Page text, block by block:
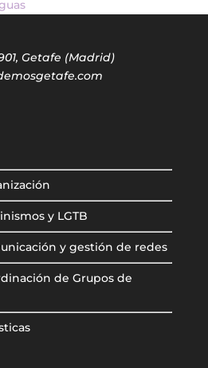
Getafe (Madrid)
y LGTB
y gestión de redes
de Grupos de